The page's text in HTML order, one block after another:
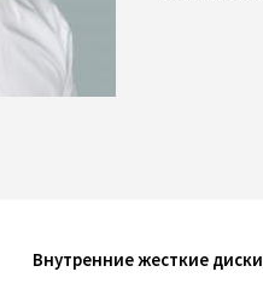
Внутренние жесткие диски